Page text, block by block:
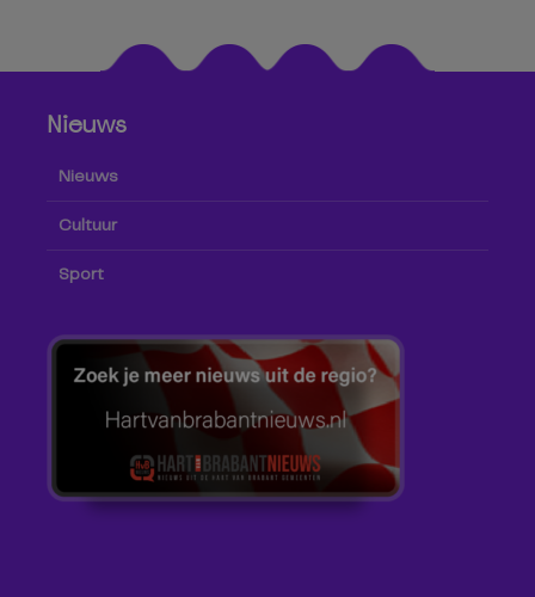
Nieuws
Nieuws
Cultuur
Sport